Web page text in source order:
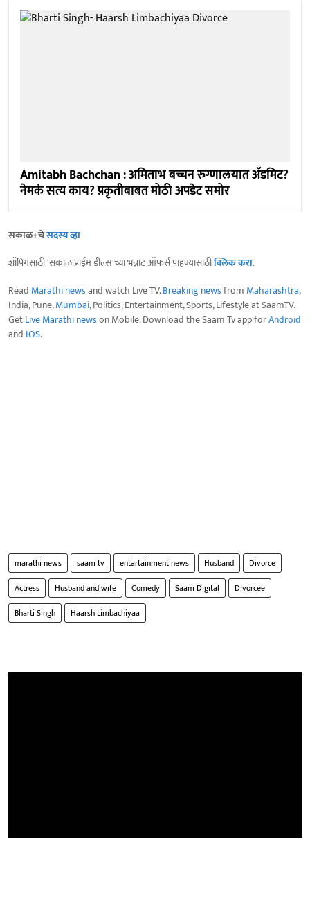
Amitabh Bachchan : अमिताभ बच्चन रुग्णालयात ॲडमिट?
नेमकं सत्य काय? प्रकृतीबाबत मोठी अपडेट समोर
सकाळ+चेसदस्य व्हा
शॉपिंगसाठी 'सकाळ प्राईम डील्स'च्या भन्नाट ऑफर्स पाहण्यासाठीक्लिक करा.
Read Marathi newsand watch Live TV.Breaking newsfrom Maharashtra,
India, Pune,Mumbai, Politics, Entertainment, Sports, Lifestyle at SaamTV.
GetLive Marathi newson Mobile. Download the Saam Tv app forAndroid
and IOS.
marathi news saam tv entartainment news Husband
Divorce
Actress
Husband and wife Comedy Saam Digital
Divorcee
Bharti Singh
Haarsh Limbachiyaa